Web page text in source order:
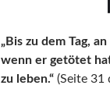
„Bis zu dem Tag,
wenn er getötet
zu leben.“ (Seite 31